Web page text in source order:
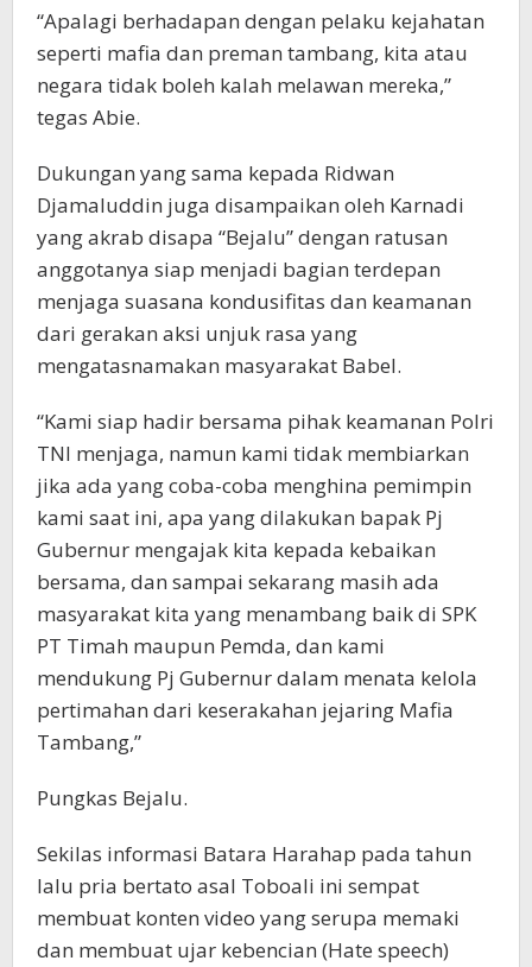
“Apalagi berhadapan dengan pelaku kejahatan
seperti mafia dan preman tambang, kita atau
negara tidak boleh kalah melawan mereka,”
tegas Abie.
Dukungan yang sama kepada Ridwan
Djamaluddin juga disampaikan oleh Karnadi
yang akrab disapa “Bejalu” dengan ratusan
anggotanya siap menjadi bagian terdepan
menjaga suasana kondusifitas dan keamanan
dari gerakan aksi unjuk rasa yang
mengatasnamakan masyarakat Babel.
“Kami siap hadir bersama pihak keamanan Polri
TNI menjaga, namun kami tidak membiarkan
jika ada yang coba-coba menghina pemimpin
kami saat ini, apa yang dilakukan bapak Pj
Gubernur mengajak kita kepada kebaikan
bersama, dan sampai sekarang masih ada
masyarakat kita yang menambang baik di SPK
PT Timah maupun Pemda, dan kami
mendukung Pj Gubernur dalam menata kelola
pertimahan dari keserakahan jejaring Mafia
Tambang,”
Pungkas Bejalu.
Sekilas informasi Batara Harahap pada tahun
lalu pria bertato asal Toboali ini sempat
membuat konten video yang serupa memaki
dan membuat ujar kebencian (Hate speech)